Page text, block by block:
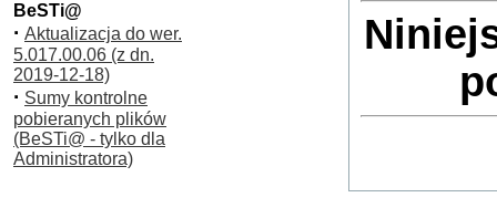
BeSTi@
· Aktualizacja do wer.
5.017.00.06 (z dn.
2019-12-18)
· Sumy kontrolne
pobieranych plików
(BeSTi@ - tylko dla
Administratora)